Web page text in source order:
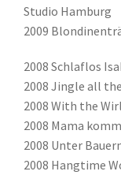
Studio Hamburg
2009
2008 Schlaflos
2008 Jingle all
2008 With the
2008 Mama
2008 Unter
2008 Hangtime